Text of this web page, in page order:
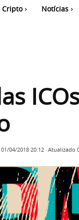
Cripto Notícias
01/04/2018 20:12 Atualizado